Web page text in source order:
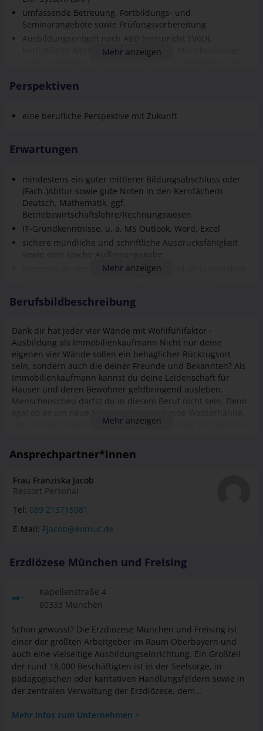
umfassende Betreuung, Fortbildungs- und
Seminarangebote sowie Prüfungsvorbereitung
Ausbildungsentgelt nach ABD (entspricht TVöD),
betriebliche Altersversorgung und ggf. Münchenzulage
Mehr anzeigen
Perspektiven
eine berufliche Perspektive mit Zukunft
Erwartungen
mindestens ein guter mittlerer Bildungsabschluss oder
(Fach-)Abitur sowie gute Noten in den Kernfächern
Deutsch, Mathematik, ggf.
Betriebswirtschaftslehre/Rechnungswesen
IT-Grundkenntnisse, u. a. MS Outlook, Word, Excel
sichere mündliche und schriftliche Ausdrucksfähigkeit
sowie eine rasche Auffassungsgabe
Interesse an der Immobilienbranche und an juristischen
Zusammenarbeit im Team
katholischen Kirche
Mehr anzeigen
Berufsbildbeschreibung
Dank dir hat jeder vier Wände mit Wohlfühlfaktor -
Ausbildung als Immobilienkaufmann Nicht nur deine
eigenen vier Wände sollen ein behaglicher Rückzugsort
sein, sondern auch die deiner Freunde und Bekannten? Als
Immobilienkaufmann kannst du deine Leidenschaft für
Häuser und deren Bewohner geldbringend ausleben.
Menschenscheu darfst du in diesem Beruf nicht sein. Denn
eine leerstehende Wohnung oder Stress unter den Mietern
Ansprechpartner bei allen Fragen rund um die, von dir
betreuten, Gebäude. So genervt der Anrufer auch sein mag,
du natürlich nicht immer am Schreibtisch, sondern fährst
auch mal direkt zum Objekt. Wenn du zudem das
Ausarbeiten von Verträgen und das Erstellen von
passende Ausbildungsberuf für dich
Mehr anzeigen
Ansprechpartner*innen
Frau Franziska Jacob
Ressort Personal
Tel: 089 213715981
E-Mail: Fjacob@eomuc.de
Erzdiözese München und Freising
Kapellenstraße 4
80333 München
Schon gewusst? Die Erzdiözese München und Freising ist
einer der größten Arbeitgeber im Raum Oberbayern und
auch eine vielseitige Ausbildungseinrichtung. Ein Großteil
der rund 18.000 Beschäftigten ist in der Seelsorge, in
pädagogischen oder karitativen Handlungsfeldern sowie in
der zentralen Verwaltung der Erzdiözese, dem
Mehr Infos zum Unternehmen >